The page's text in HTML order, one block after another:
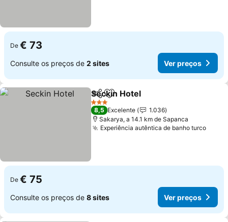
De € 73
Consulte os preços de 2 sites Ver preços
PartilharAdicionar aos favoritos
Seckin Hotel
3 Estrelas
8,5 Excelente
1.036
Sakarya, a 14.1 km de Sapanca
Experiência autêntica de banho turcoVer
De € 75
Consulte os preços de 8 sites Ver preços